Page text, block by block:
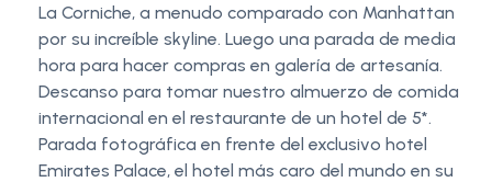
La Corniche, a menudo comparado con Manhattan
por su increíble skyline. Luego una parada de media
hora para hacer compras en galería de artesanía.
Descanso para tomar nuestro almuerzo de comida
internacional en el restaurante de un hotel de 5*.
Parada fotográfica en frente del exclusivo hotel
Emirates Palace, el hotel más caro del mundo en su